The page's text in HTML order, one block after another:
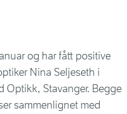
og har fått positive
Nina Seljeseth i
Optikk, Stavanger. Begge
sammenlignet med